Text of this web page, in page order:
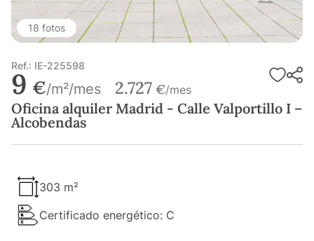
18 fotos
Ref.: IE-225598
9 €/m²/mes 2.727 €/mes
Oficina alquiler Madrid - Calle Valportillo I –
Alcobendas
303 m²
Certificado energético: C